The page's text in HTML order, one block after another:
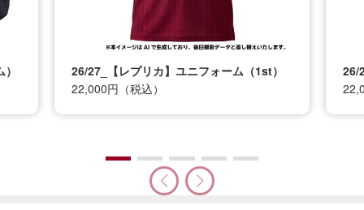
ニフォーム（1st）
26/27_【レプリカ】ユニフォーム（